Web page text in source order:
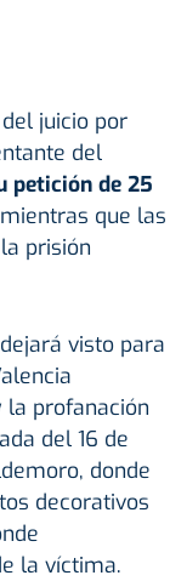
juicio por
del
petición de 25
que las
prisión
visto para
la profanación
del 16 de
donde
decorativos
la víctima.